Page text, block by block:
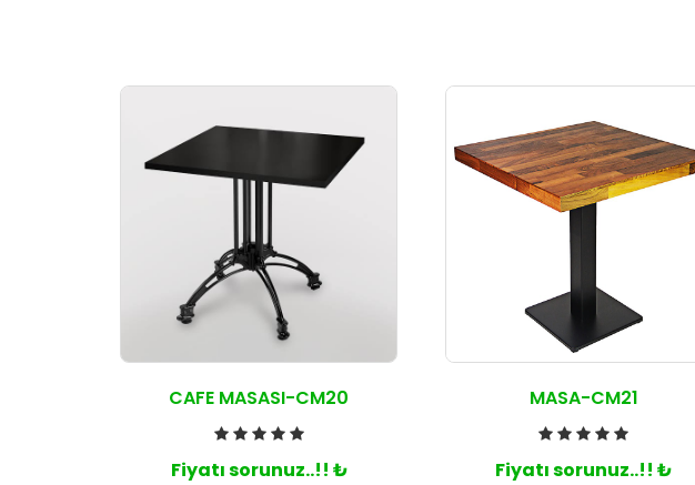
CAFE MASASI-CM20
Fiyatı sorunuz..!! ₺
MASA-CM21
Fiyatı sorunuz..!! ₺